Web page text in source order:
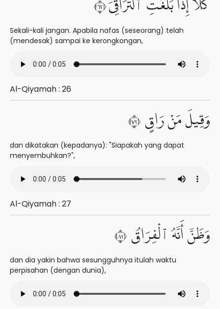
كَلَّآ إِذَا بَلَغَتِ ٱلتَّرَاقِىَ ٢٦
Sekali-kali jangan. Apabila nafas (seseorang) telah
(mendesak) sampai ke kerongkongan,
Al-Qiyamah : 26
وَقِيلَ مَنْ رَاقٍ ٢٧
dan dikatakan (kepadanya): "Siapakah yang dapat
menyembuhkan?",
Al-Qiyamah : 27
وَظَنَّ أَنَّهُ ٱلْفِرَاقُ ٢٨
dan dia yakin bahwa sesungguhnya itulah waktu
perpisahan (dengan dunia),